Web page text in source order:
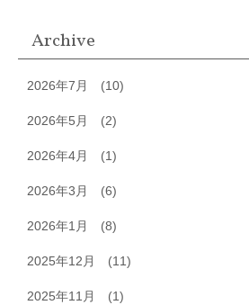
Archive
2026年7月 (10)
2026年5月 (2)
2026年4月 (1)
2026年3月 (6)
2026年1月 (8)
2025年12月 (11)
2025年11月 (1)